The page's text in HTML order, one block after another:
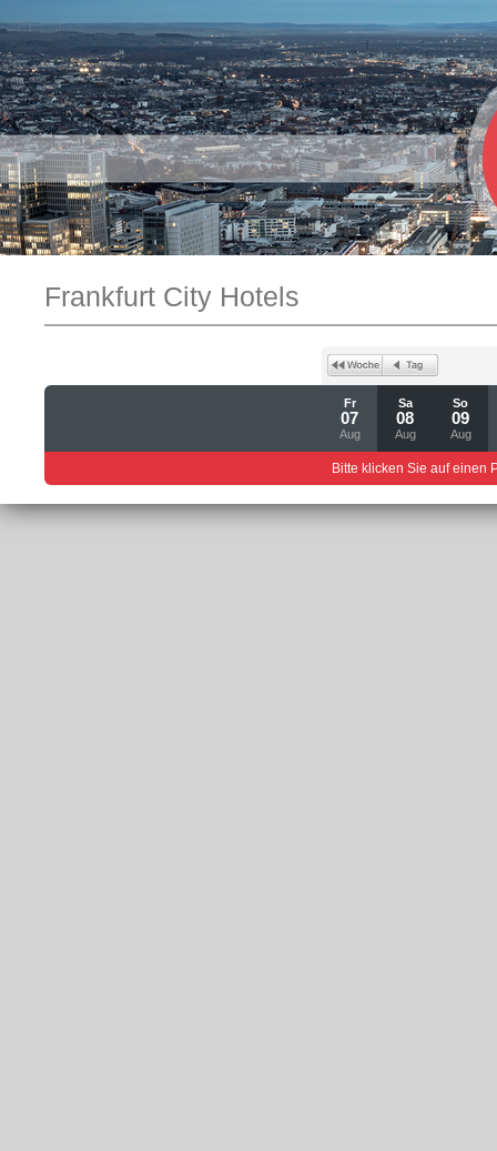
Frankfurt City Hotels
Fr
07
Aug
Sa
08
Aug
So
09
Aug
Bitte klicken Sie auf einen